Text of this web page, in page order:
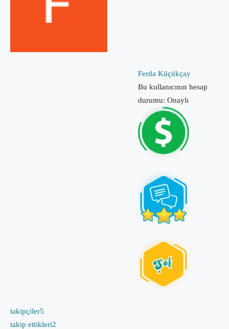
Ferda Küçükçay
Bu kullanıcının hesap
durumu: Onaylı
takipçiler5
takip ettikleri2